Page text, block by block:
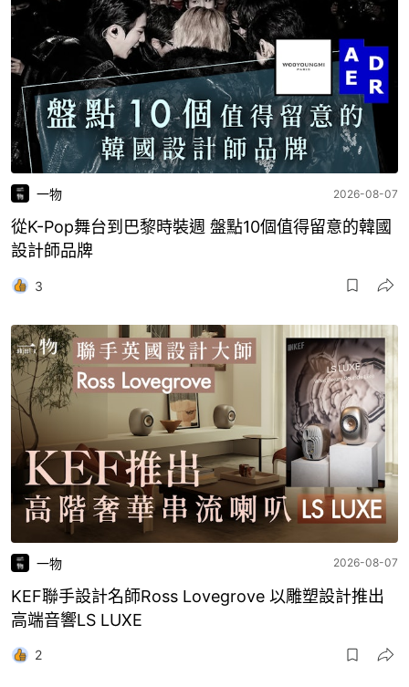
一物 2026-08-07
從K-Pop舞台到巴黎時裝週 盤點10個值得留意的韓國
設計師品牌
3
一物 2026-08-07
KEF聯手設計名師Ross Lovegrove 以雕塑設計推出
高端音響LS LUXE
2